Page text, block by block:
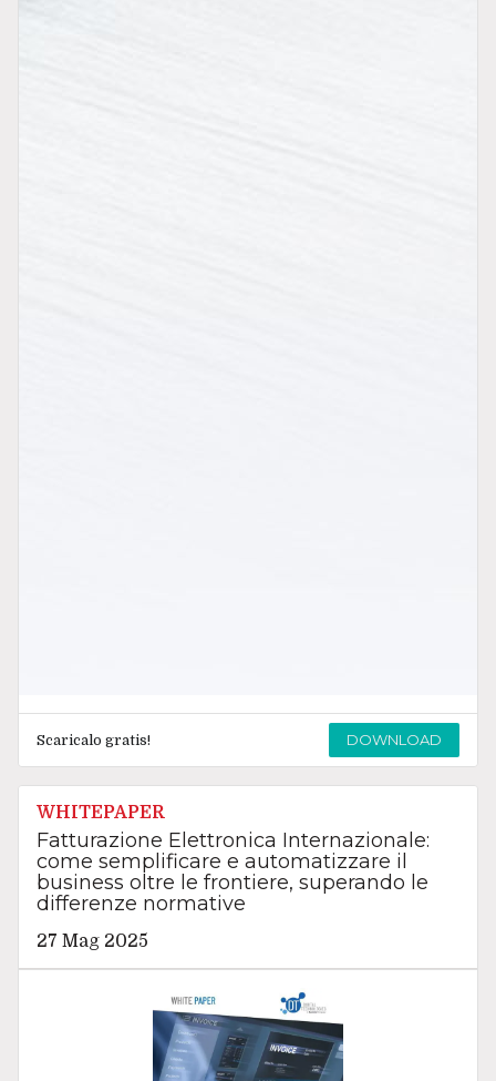
Scaricalo gratis! DOWNLOAD
WHITEPAPER
Fatturazione Elettronica Internazionale:
come semplificare e automatizzare il
business oltre le frontiere, superando le
differenze normative
27 Mag 2025